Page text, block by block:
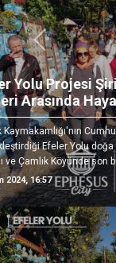
İzmir’in
İzmir, doğal ve
meşhur. İzmir ve
hiçbir yerde
birbirinden
18 Temmuz
Önceki